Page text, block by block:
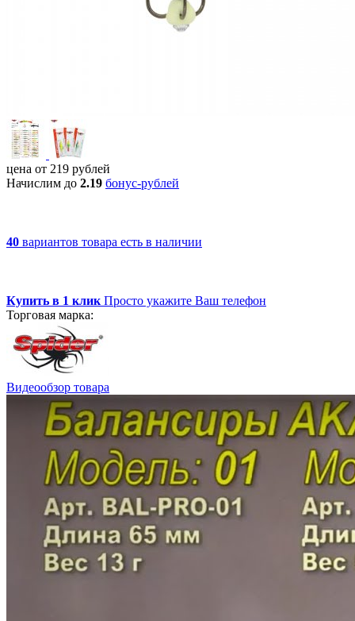
цена от 219 рублей
Начислим до 2.19 бонус-рублей
40 вариантов товара есть в наличии
Купить в 1 клик Просто укажите Ваш телефон
Торговая марка:
Видеообзор товара